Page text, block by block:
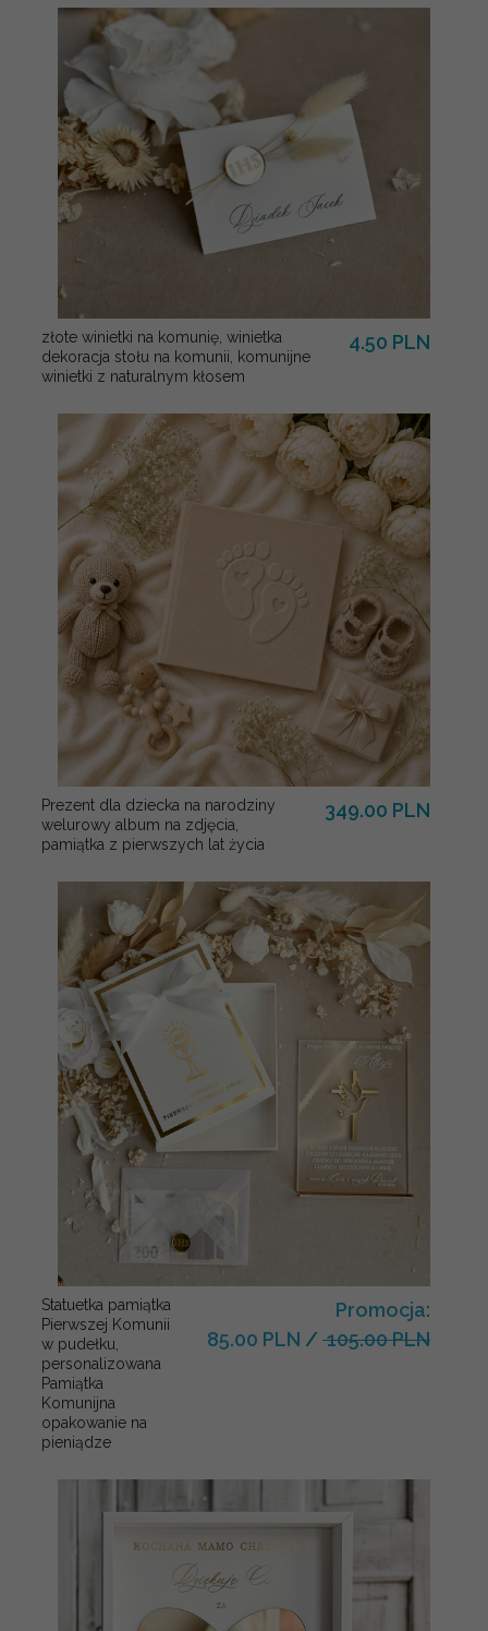
złote winietki na komunię, winietka
dekoracja stołu na komunii, komunijne
winietki z naturalnym kłosem
4.50 PLN
Prezent dla dziecka na narodziny
welurowy album na zdjęcia,
pamiątka z pierwszych lat życia
349.00 PLN
Statuetka pamiątka
Pierwszej Komunii
w pudełku,
personalizowana
Pamiątka
Komunijna
opakowanie na
pieniądze
Promocja:
85.00 PLN / 105.00 PLN